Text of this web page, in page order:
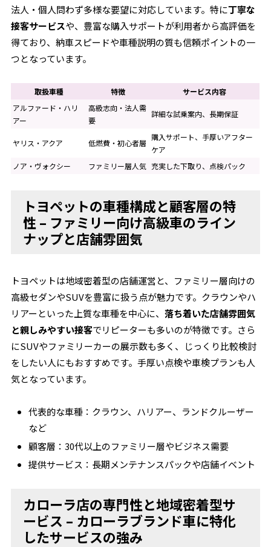
法人・個人問わず多様な要望に対応しています。特に丁寧な
接客サービスや、豊富な購入サポートが利用者から高評価を
得ており、納車スピードや車種説明の質も信頼ポイントの一
つとなっています。
取扱車種 特徴
サービス内容
アルファード・ハリ
アー
高級志向・法人需
要
詳細な試乗案内、長期保証
ヤリス・アクア 低燃費・初心者層
購入サポート、手厚いアフター
ケア
ノア・ヴォクシー
ファミリー層人気 充実した下取り、点検パック
トヨペットの車種構成と顧客層の特
性 – ファミリー向け高級車のライン
ナップと店舗雰囲気
トヨペットは地域密着型の店舗運営と、ファミリー層向けの
高級セダンやSUVを豊富に扱う点が魅力です。クラウンやハ
リアーといった上質な車種を中心に、落ち着いた店舗雰囲気
と親しみやすい接客でリピーターも多いのが特徴です。さら
にSUVやファミリーカーの展示数も多く、じっくり比較検討
をしたい人にもおすすめです。手厚い点検や車検プランも人
気となっています。
代表的な車種：クラウン、ハリアー、ランドクルーザー
など
顧客層：30代以上のファミリー層やビジネス需要
提供サービス：長期メンテナンスパックや店舗イベント
カローラ店の専門性と地域密着型サ
ービス – カローラブランド車に特化
したサービスの強み